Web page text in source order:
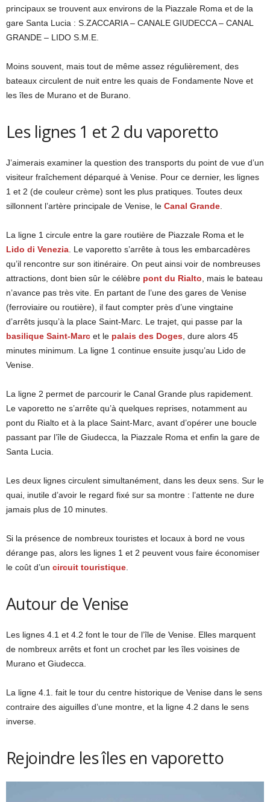
principaux se trouvent aux environs de la Piazzale Roma et de la
gare Santa Lucia : S.ZACCARIA – CANALE GIUDECCA – CANAL
GRANDE – LIDO S.M.E.
Moins souvent, mais tout de même assez régulièrement, des
bateaux circulent de nuit entre les quais de Fondamente Nove et
les îles de Murano et de Burano.
Les lignes 1 et 2 du vaporetto
J’aimerais examiner la question des transports du point de vue d’un
visiteur fraîchement déparqué à Venise. Pour ce dernier, les lignes
1 et 2 (de couleur crème) sont les plus pratiques. Toutes deux
sillonnent l’artère principale de Venise, le Canal Grande
La ligne 1 circule entre la gare routière de Piazzale Roma et le
Lido di Venezia . Le vaporetto s’arrête à tous les embarcadères
qu’il rencontre sur son itinéraire. On peut ainsi voir de nombreuses
attractions, dont bien sûr le célèbre pont du Rialto , mais le bateau
n’avance pas très vite. En partant de l’une des gares de Venise
(ferroviaire ou routière), il faut compter près d’une vingtaine
d’arrêts jusqu’à la place Saint-Marc. Le trajet, qui passe par la
basilique Saint-Marc et le palais des Doges , dure alors 45
minutes minimum. La ligne 1 continue ensuite jusqu’au Lido de
Venise.
La ligne 2 permet de parcourir le Canal Grande plus rapidement.
Le vaporetto ne s’arrête qu’à quelques reprises, notamment au
pont du Rialto et à la place Saint-Marc, avant d’opérer une boucle
passant par l’île de Giudecca, la Piazzale Roma et enfin la gare de
Santa Lucia.
Les deux lignes circulent simultanément, dans les deux sens. Sur le
quai, inutile d’avoir le regard fixé sur sa montre : l’attente ne dure
jamais plus de 10 minutes.
Si la présence de nombreux touristes et locaux à bord ne vous
dérange pas, alors les lignes 1 et 2 peuvent vous faire économiser
le coût d’un circuit touristique
Autour de Venise
Les lignes 4.1 et 4.2 font le tour de l’île de Venise. Elles marquent
de nombreux arrêts et font un crochet par les îles voisines de
Murano et Giudecca.
La ligne 4.1. fait le tour du centre historique de Venise dans le sens
contraire des aiguilles d’une montre, et la ligne 4.2 dans le sens
inverse.
Rejoindre les îles en vaporetto